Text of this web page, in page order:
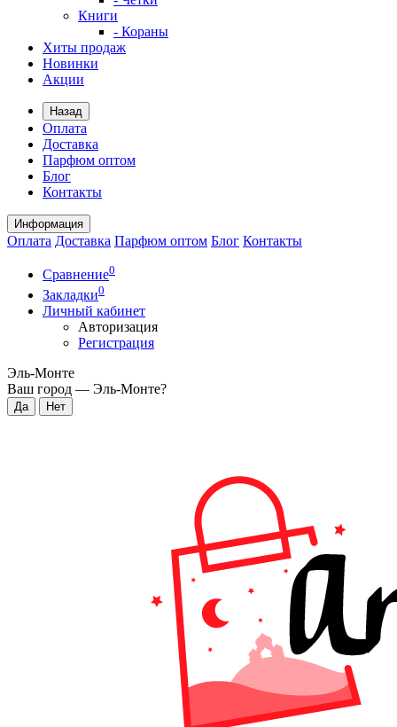
Книги
- Кораны
Хиты продаж
Новинки
Акции
Назад
Оплата
Доставка
Парфюм оптом
Блог
Контакты
Информация
Оплата Доставка Парфюм оптом Блог Контакты
Сравнение0
Закладки0
Личный кабинет
Авторизация
Регистрация
Эль-Монте
Ваш город — Эль-Монте?